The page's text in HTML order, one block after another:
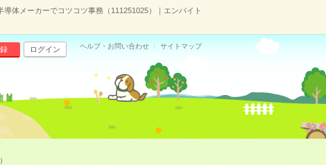
導体メーカーでコツコツ事務（111251025）｜エンバイト
ログイン ヘルプ・お問い合わせ サイトマップ